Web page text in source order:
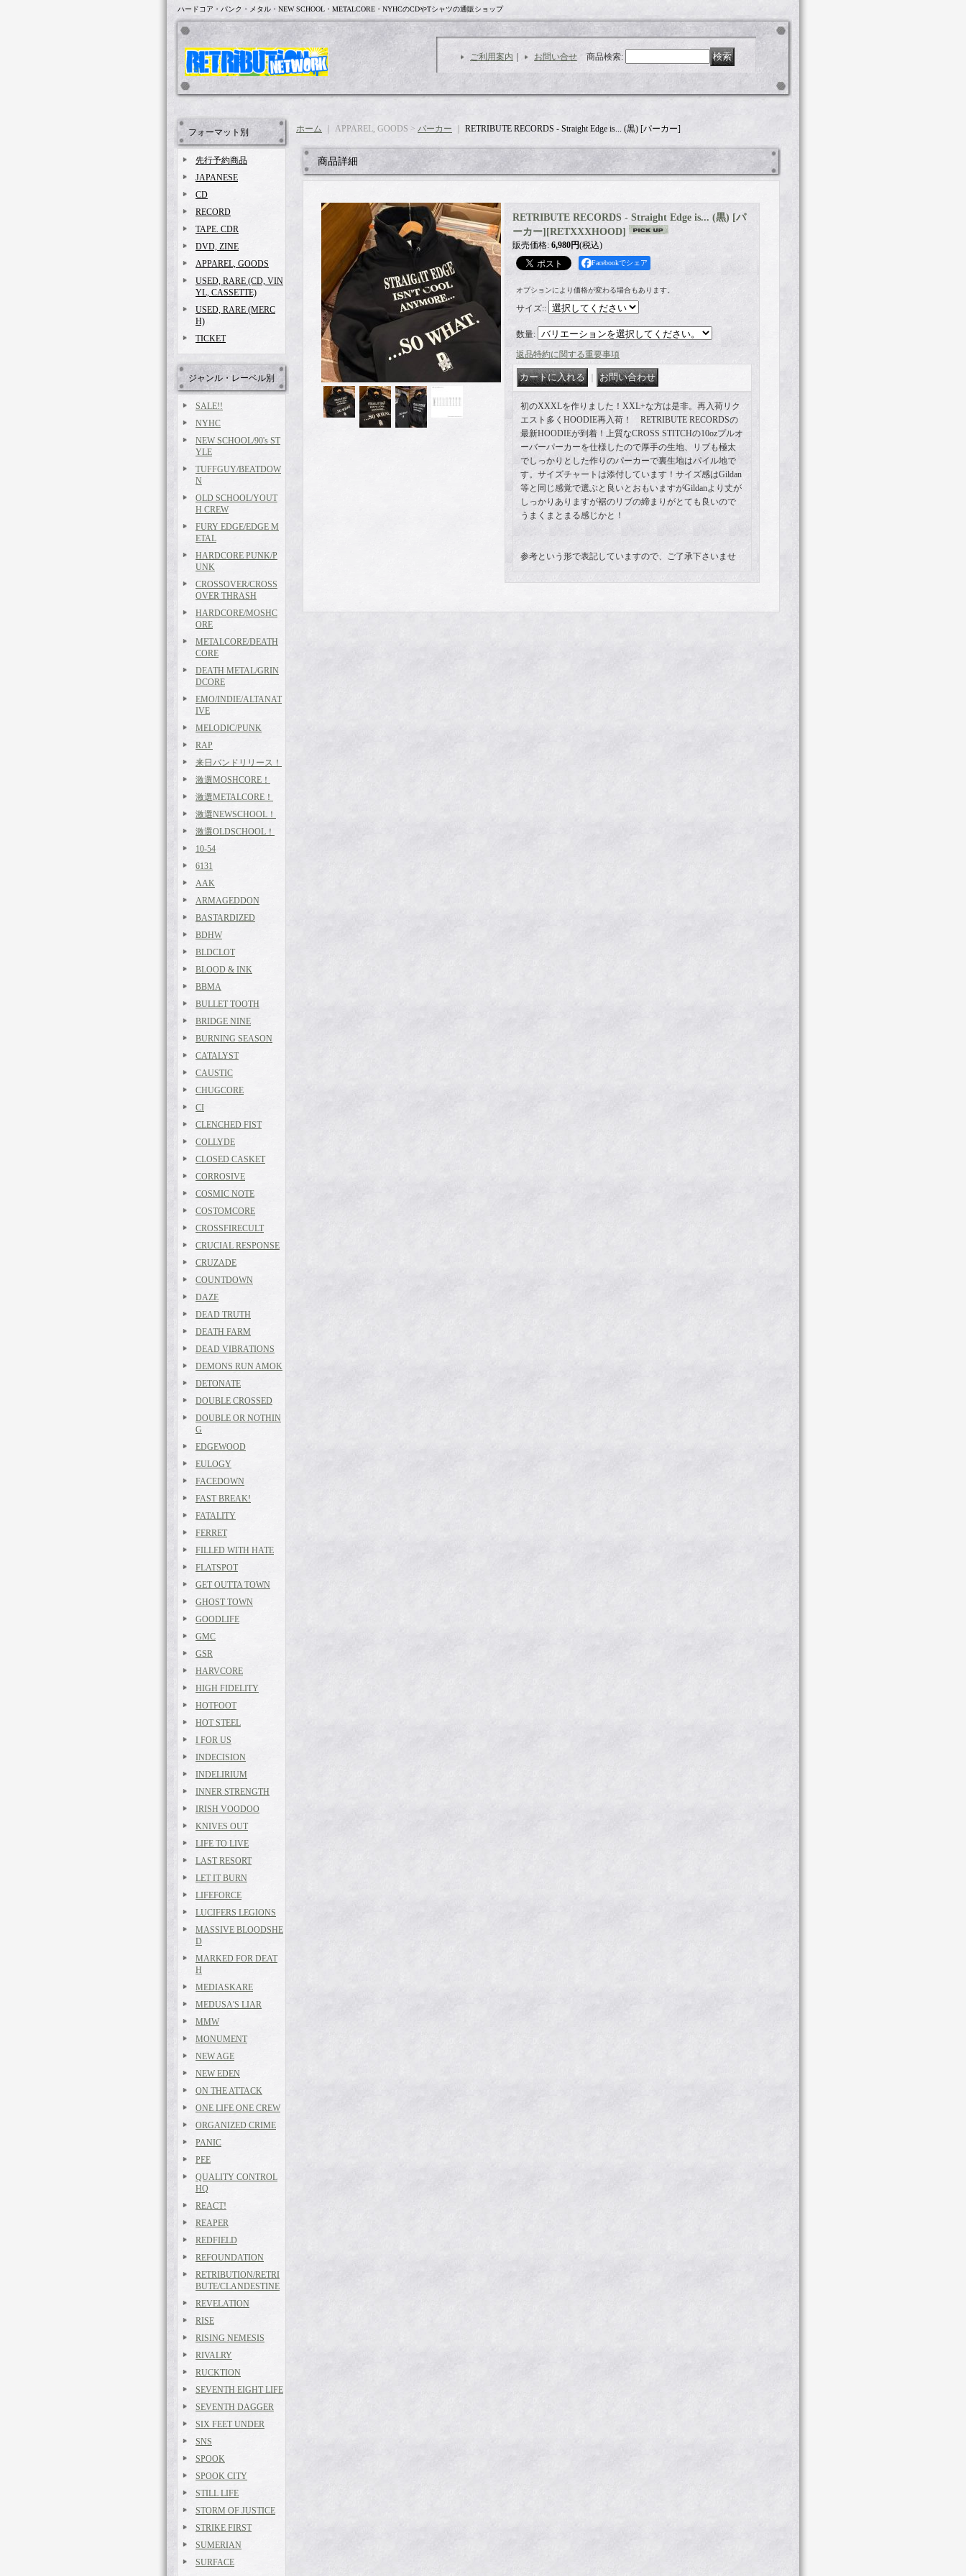
ハードコア・パンク・メタル・NEW SCHOOL・METALCORE・NYHCのCDやTシャツの通販ショップ
ご利用案内 お問い合せ 商品検索:
フォーマット別
先行予約商品
JAPANESE
CD
RECORD
TAPE. CDR
DVD, ZINE
APPAREL, GOODS
USED, RARE (CD, VIN
YL, CASSETTE)
USED, RARE (MERC
H)
TICKET
ジャンル・レーベル別
SALE!!
NYHC
NEW SCHOOL/90's ST
YLE
TUFFGUY/BEATDOW
N
OLD SCHOOL/YOUT
H CREW
FURY EDGE/EDGE M
ETAL
HARDCORE PUNK/P
UNK
CROSSOVER/CROSS
OVER THRASH
HARDCORE/MOSHC
ORE
METALCORE/DEATH
CORE
DEATH METAL/GRIN
DCORE
EMO/INDIE/ALTANAT
IVE
MELODIC/PUNK
RAP
来日バンドリリース！
激選MOSHCORE！
激選METALCORE！
激選NEWSCHOOL！
激選OLDSCHOOL！
10-54
6131
AAK
ARMAGEDDON
BASTARDIZED
BDHW
BLDCLOT
BLOOD & INK
BBMA
BULLET TOOTH
BRIDGE NINE
BURNING SEASON
CATALYST
CAUSTIC
CHUGCORE
CI
CLENCHED FIST
COLLYDE
CLOSED CASKET
CORROSIVE
COSMIC NOTE
COSTOMCORE
CROSSFIRECULT
CRUCIAL RESPONSE
CRUZADE
COUNTDOWN
DAZE
DEAD TRUTH
DEATH FARM
DEAD VIBRATIONS
DEMONS RUN AMOK
DETONATE
DOUBLE CROSSED
DOUBLE OR NOTHIN
G
EDGEWOOD
EULOGY
FACEDOWN
FAST BREAK!
FATALITY
FERRET
FILLED WITH HATE
FLATSPOT
GET OUTTA TOWN
GHOST TOWN
GOODLIFE
GMC
GSR
HARVCORE
HIGH FIDELITY
HOTFOOT
HOT STEEL
I FOR US
INDECISION
INDELIRIUM
INNER STRENGTH
IRISH VOODOO
KNIVES OUT
LIFE TO LIVE
LAST RESORT
LET IT BURN
LIFEFORCE
LUCIFERS LEGIONS
MASSIVE BLOODSHE
D
MARKED FOR DEAT
H
MEDIASKARE
MEDUSA'S LIAR
MMW
MONUMENT
NEW AGE
NEW EDEN
ON THE ATTACK
ONE LIFE ONE CREW
ORGANIZED CRIME
PANIC
PEE
QUALITY CONTROL
HQ
REACT!
REAPER
REDFIELD
REFOUNDATION
RETRIBUTION/RETRI
BUTE/CLANDESTINE
REVELATION
RISE
RISING NEMESIS
RIVALRY
RUCKTION
SEVENTH EIGHT LIFE
SEVENTH DAGGER
SIX FEET UNDER
SNS
SPOOK
SPOOK CITY
STILL LIFE
STORM OF JUSTICE
STRIKE FIRST
SUMERIAN
SURFACE
ホーム ｜ APPAREL, GOODS > パーカー RETRIBUTE RECORDS - Straight Edge is... (黒) [パーカー]
商品詳細
RETRIBUTE RECORDS - Straight Edge is... (黒) [パ
ーカー] [RETXXXHOOD]
販売価格: 6,980円(税込)
Facebookでシェア
オプションにより価格が変わる場合もあります。
サイズ::
数量:
返品特約に関する重要事項
初のXXXLを作りました！XXL+な方は是非。再入荷リク
エスト多くHOODIE再入荷！ RETRIBUTE RECORDSの
最新HOODIEが到着！上質なCROSS STITCHの10ozプルオ
ーバーパーカーを仕様したので厚手の生地、リブも極太
でしっかりとした作りのパーカーで裏生地はパイル地で
す。サイズチャートは添付しています！サイズ感はGildan
等と同じ感覚で選ぶと良いとおもいますがGildanより丈が
しっかりありますが裾のリブの締まりがとても良いので
うまくまとまる感じかと！
参考という形で表記していますので、ご了承下さいませ